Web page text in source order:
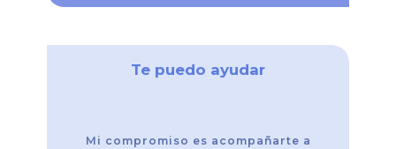
Te puedo ayudar
Mi compromiso es acompañarte a